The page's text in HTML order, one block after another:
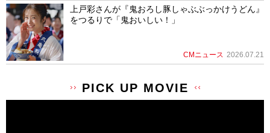
上戸彩さんが『鬼おろし豚しゃぶぶっかけうどん』
をつるりで「鬼おいしい！」
CMニュース 2026.07.21
PICK UP MOVIE